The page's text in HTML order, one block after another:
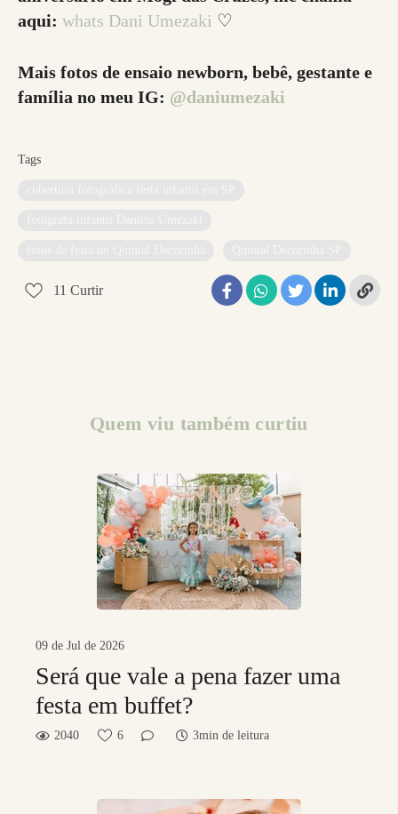
aqui: whats Dani Umezaki ♡
Mais fotos de ensaio newborn, bebê, gestante e
família no meu IG: @daniumezaki
Tags
11 Curtir
Quem viu também curtiu
09 de Jul de 2026
Será que vale a pena fazer uma
festa em buffet?
2040 6 3min de leitura